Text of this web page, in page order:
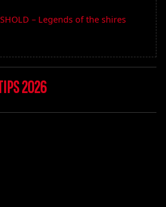
– Legends of the shires
2026